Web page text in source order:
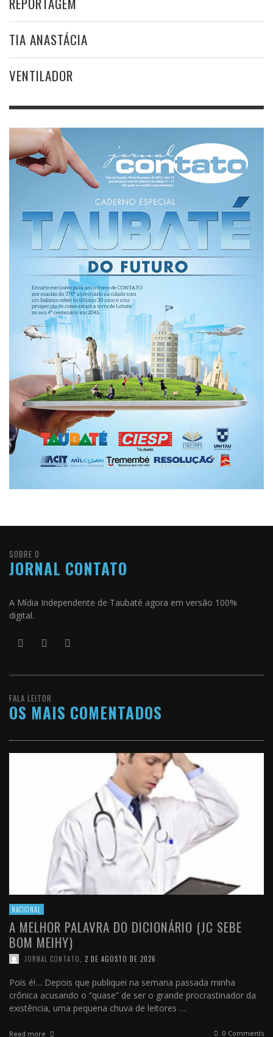
TIA ANASTÁCIA
VENTILADOR
SOBRE O
JORNAL CONTATO
A Mídia Independente de Taubaté agora em versão 100%
digital.
FALA LEITOR
OS MAIS COMENTADOS
NACIONAL
A MELHOR PALAVRA DO DICIONÁRIO (JC SEBE
BOM MEIHY)
JORNAL CONTATO 2 DE AGOSTO DE 2026
Pois é!… Depois que publiquei na semana passada minha
crônica acusando o “quase” de ser o grande procrastinador da
existência, uma pequena chuva de leitores …
Read more 0 Comments